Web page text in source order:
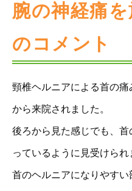
腕の神経痛
のコメント
頸椎ヘルニアによる首の
から来院されました。
後ろから見た感じでも、
っているように見受けられ
首のヘルニアになりやす